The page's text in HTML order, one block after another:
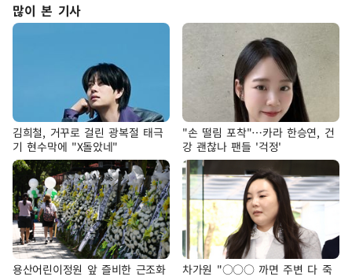
많이 본 기사
김희철, 거꾸로 걸린 광복절 태극
기 현수막에 "X돌았네"
"손 떨림 포착"…카라 한승연, 건
강 괜찮나 팬들 '걱정'
용산어린이정원 앞 즐비한 근조화
차가원 "○○○ 까면 주변 다 죽